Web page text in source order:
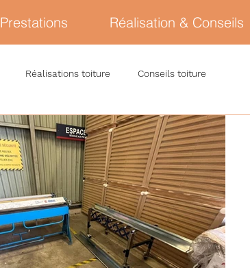
Prestations Réalisation & Conseils
Réalisations toiture Conseils toiture